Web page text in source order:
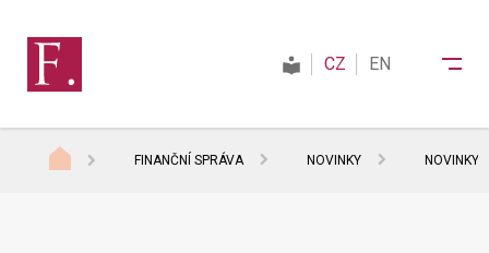
CZ EN
FINANČNÍ SPRÁVA NOVINKY NOVINKY